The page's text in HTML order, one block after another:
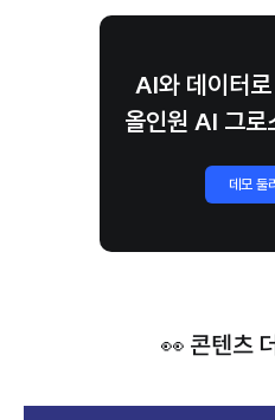
AI와 데이터
올인원 AI 그로
데모 둘
👀 콘텐츠